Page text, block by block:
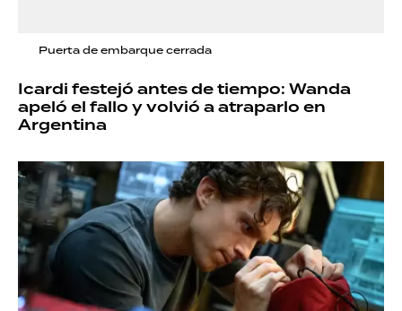
Puerta de embarque cerrada
Icardi festejó antes de tiempo: Wanda
apeló el fallo y volvió a atraparlo en
Argentina